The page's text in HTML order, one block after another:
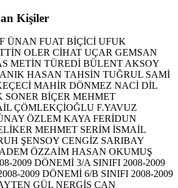
Kişiler
ÜNAN FUAT BİÇİCİ UFUK
OLER CİHAT UÇAR GEMSAN
METİN TÜREDİ BÜLENT AKSOY
HASAN TAHSİN TUĞRUL SAMİ
MAHİR DÖNMEZ NACİ DİL
SONER BİÇER MEHMET
ÇÖMLEKÇİOĞLU F.YAVUZ
ÖZLEM KAYA FERİDUN
MEHMET SERİM İSMAİL
ŞENSOY CENGİZ SARIBAY
ADEM ÖZZAİM HASAN OKUMUŞ
2009 DÖNEMİ 3/A SINIFI 2008-2009
2009 DÖNEMİ 6/B SINIFI 2008-2009
GÜL NERGİS CAN